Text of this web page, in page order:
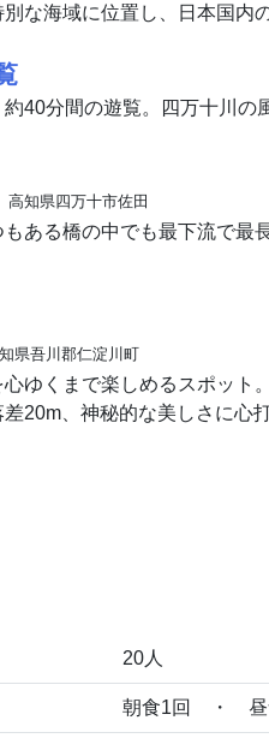
な海域に位置し、日本国内
40分間の遊覧。四万十川の
知県四万十市佐田
もある橋の中でも最下流で最
吾川郡仁淀川町
心ゆくまで楽しめるスポッ
20m、神秘的な美しさに心
20人
朝食1回 ・